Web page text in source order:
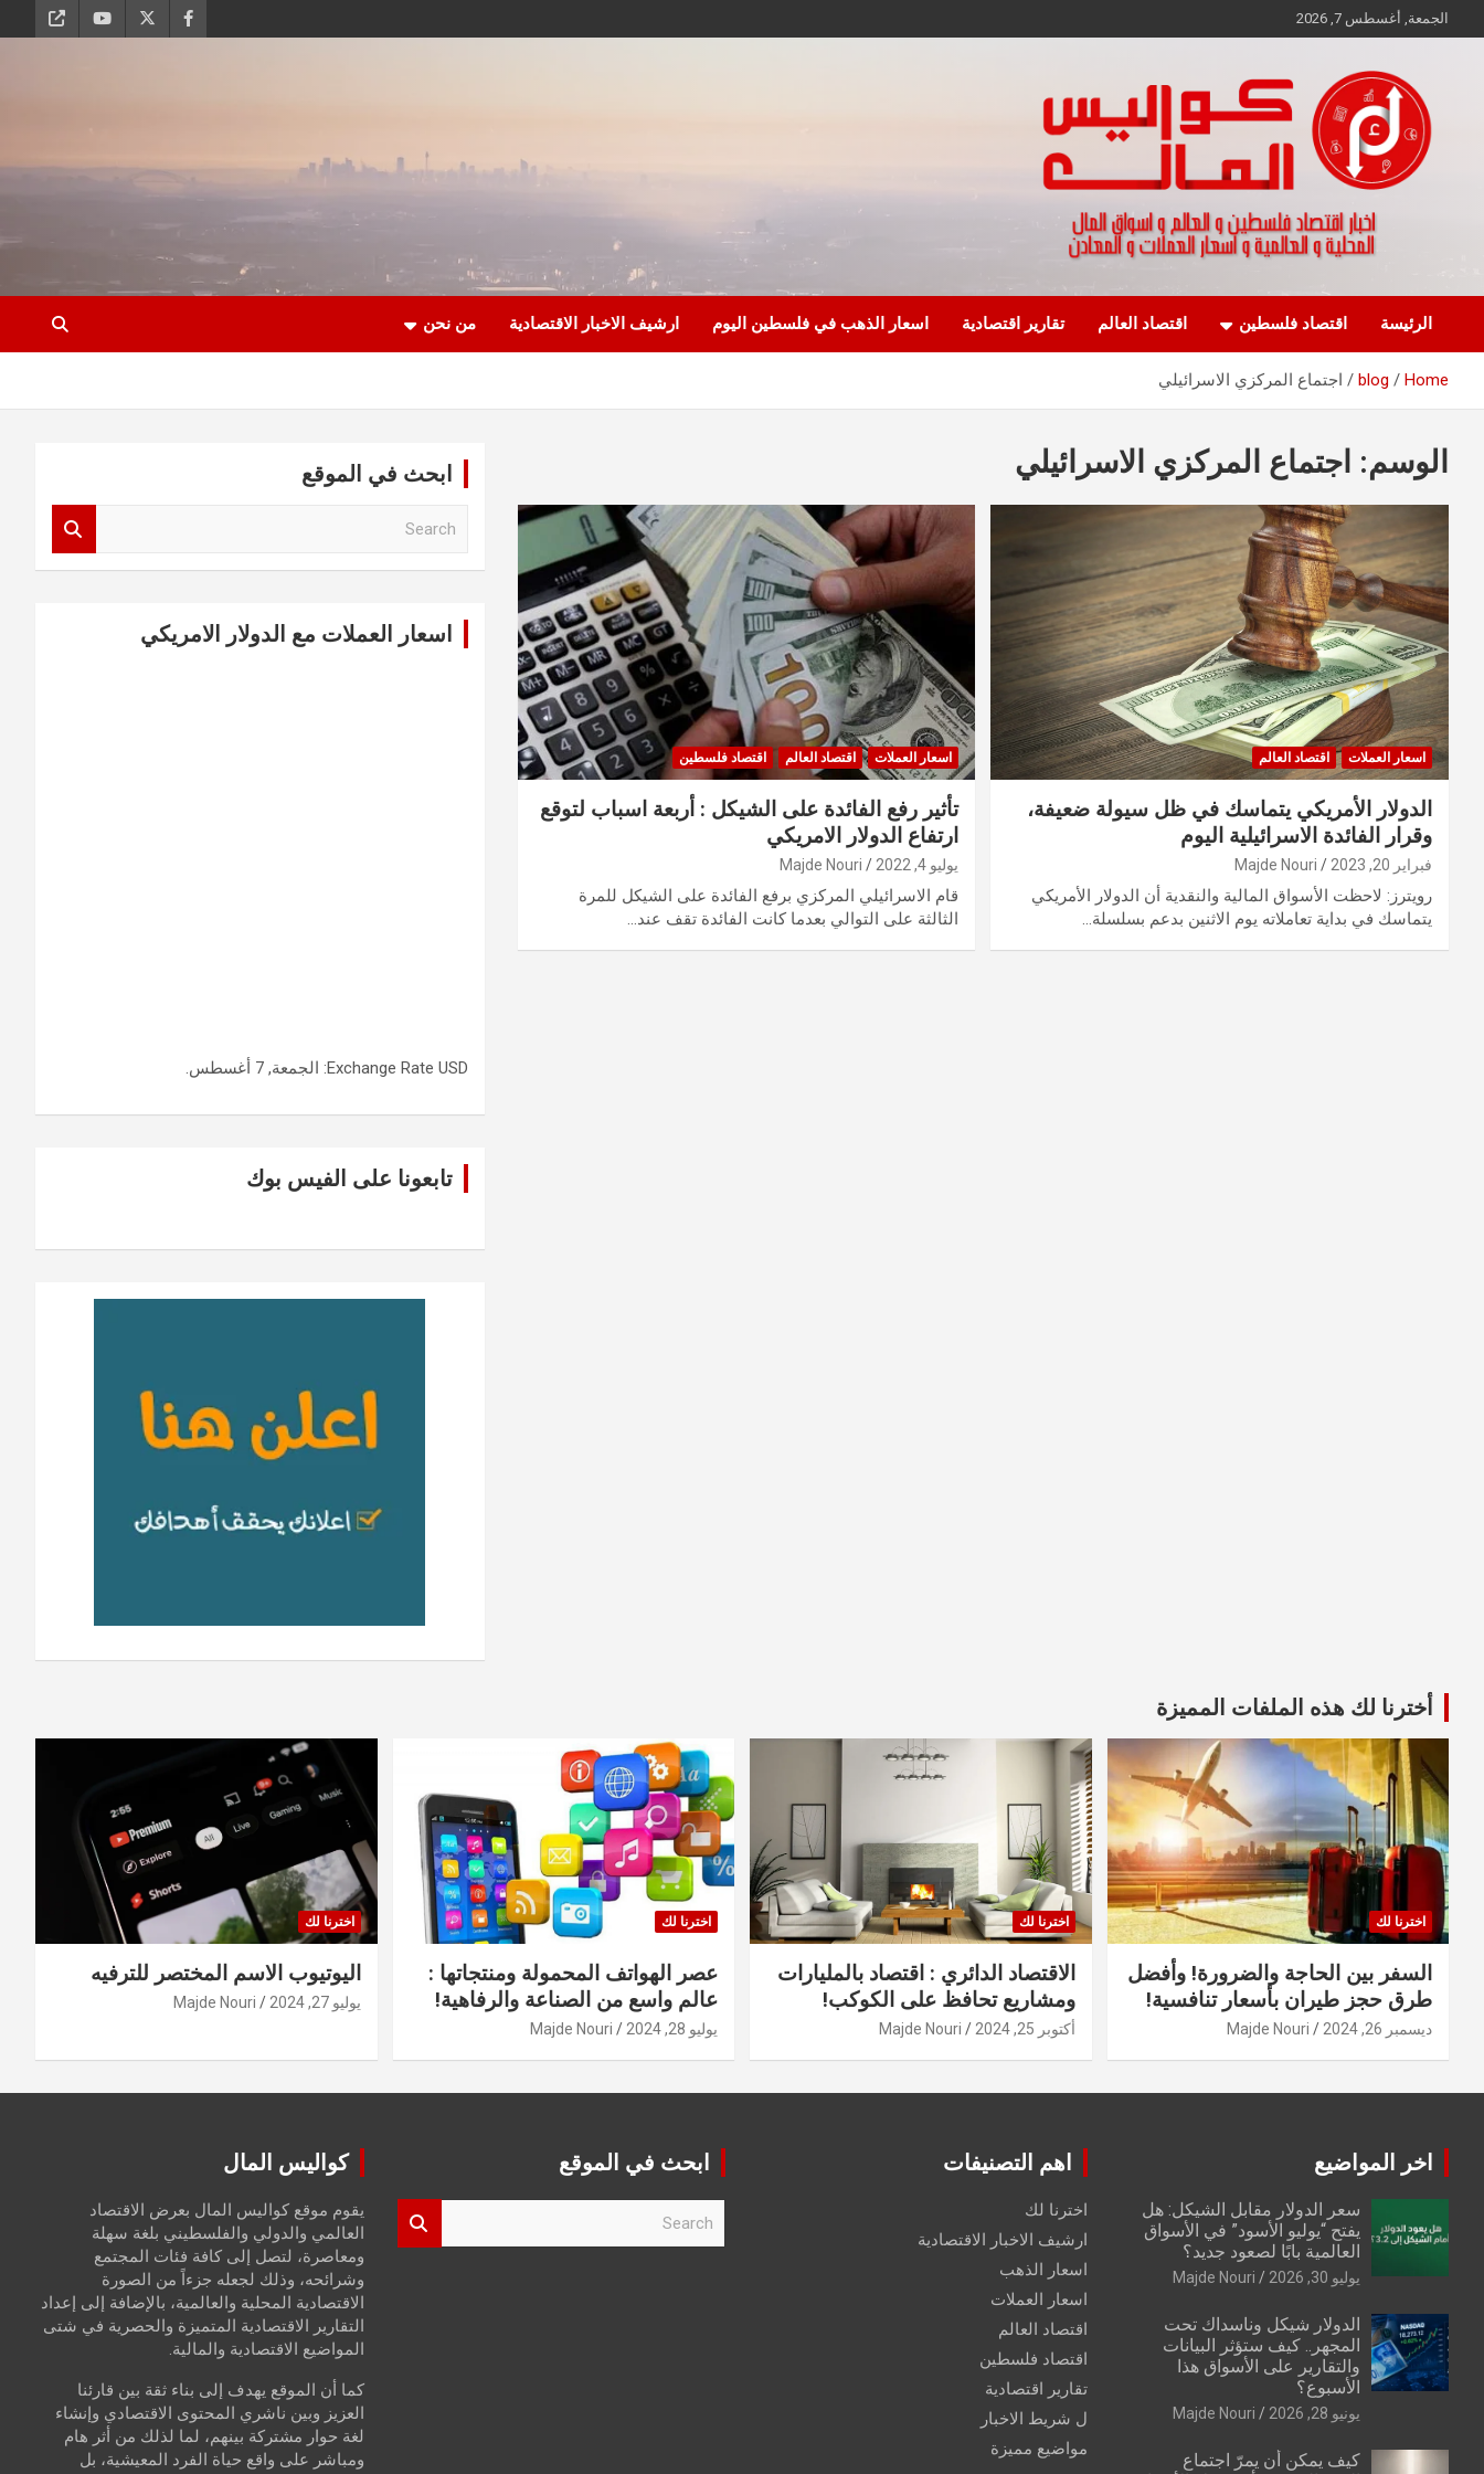
to
الجمعة, أغسطس 7, 2026
كواليس المال
الرئيسة اقتصاد فلسطين اقتصاد العالم تقارير اقتصادية اسعار الذهب في فلسطين اليوم ارشيف الاخبار الاقتصادية من نحن
Home
blog اجتماع المركزي الاسرائيلي
الوسم: اجتماع المركزي الاسرائيلي
اسعار العملات اقتصاد العالم
الدولار الأمريكي يتماسك في ظل سيولة ضعيفة،
وقرار الفائدة الاسرائيلية اليوم
فبراير 20, 2023 Majde Nouri
رويترز: لاحظت الأسواق المالية والنقدية أن الدولار الأمريكي
يتماسك في بداية تعاملاته يوم الاثنين بدعم بسلسلة…
اسعار العملات اقتصاد العالم اقتصاد فلسطين
تأثير رفع الفائدة على الشيكل : أربعة اسباب لتوقع
ارتفاع الدولار الامريكي
يوليو 4, 2022 Majde Nouri
قام الاسرائيلي المركزي برفع الفائدة على الشيكل للمرة
الثالثة على التوالي بعدما كانت الفائدة تقف عند…
ابحث في الموقع
اسعار العملات مع الدولار الامريكي
Exchange Rate USD : الجمعة, 7 أغسطس.
تابعونا على الفيس بوك
أخترنا لك هذه الملفات المميزة
اخترنا لك
السفر بين الحاجة والضرورة! وأفضل
طرق حجز طيران بأسعار تنافسية!
ديسمبر 26, 2024 Majde Nouri
اخترنا لك
الاقتصاد الدائري : اقتصاد بالمليارات
ومشاريع تحافظ على الكوكب!
أكتوبر 25, 2024 Majde Nouri
اخترنا لك
عصر الهواتف المحمولة ومنتجاتها :
عالم واسع من الصناعة والرفاهية!
يوليو 28, 2024 Majde Nouri
اخترنا لك
اليوتيوب الاسم المختصر للترفيه
يوليو 27, 2024 Majde Nouri
اخر المواضيع
سعر الدولار مقابل الشيكل: هل
يفتح “يوليو الأسود” في الأسواق
العالمية بابًا لصعود جديد؟
يوليو 30, 2026 Majde Nouri
الدولار شيكل وناسداك تحت
المجهر.. كيف ستؤثر البيانات
والتقارير على الأسواق هذا
الأسبوع؟
يونيو 28, 2026 Majde Nouri
كيف يمكن أن يمرّ اجتماع
اهم التصنيفات
اخترنا لك
ارشيف الاخبار الاقتصادية
اسعار الذهب
اسعار العملات
اقتصاد العالم
اقتصاد فلسطين
تقارير اقتصادية
ل شريط الاخبار
مواضيع مميزة
ابحث في الموقع كواليس المال
يقوم موقع كواليس المال بعرض الاقتصاد
العالمي والدولي والفلسطيني بلغة سهلة
ومعاصرة، لتصل إلى كافة فئات المجتمع
وشرائحه، وذلك لجعله جزءاً من الصورة
الاقتصادية المحلية والعالمية، بالإضافة إلى إعداد
التقارير الاقتصادية المتميزة والحصرية في شتى
المواضيع الاقتصادية والمالية.
كما أن الموقع يهدف إلى بناء ثقة بين قارئنا
العزيز وبين ناشري المحتوى الاقتصادي وإنشاء
لغة حوار مشتركة بينهم، لما لذلك من أثر هام
ومباشر على واقع حياة الفرد المعيشية، بل